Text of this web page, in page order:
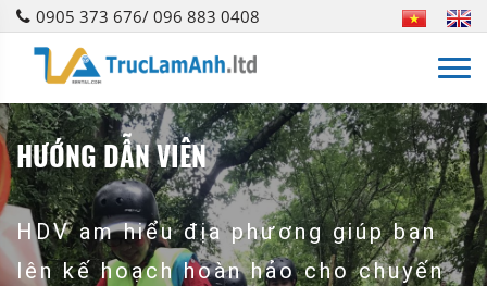
0905 373 676/ 096 883 0408
HƯỚNG DẪN VIÊN
HDV am hiểu địa phương giúp bạn
lên kế hoạch hoàn hảo cho chuyến